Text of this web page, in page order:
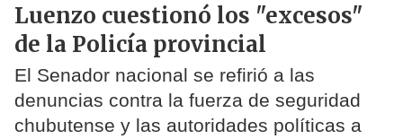
Luenzo cuestionó los "excesos"
de la Policía provincial
El Senador nacional se refirió a las
denuncias contra la fuerza de seguridad
chubutense y las autoridades políticas a